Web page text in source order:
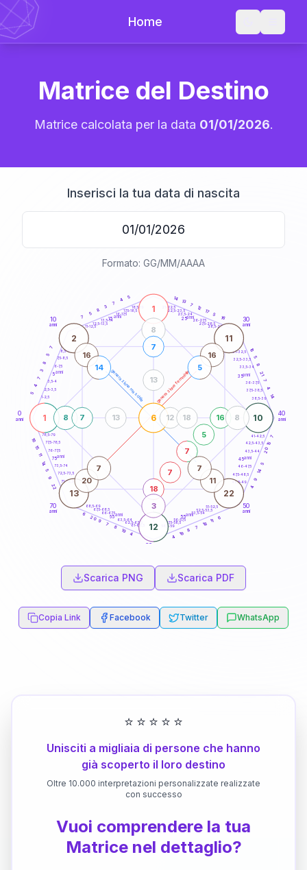
Home
Matrice del Destino
Matrice calcolata per la data 01/01/2026.
Inserisci la tua data di nascita
Formato: GG/MM/AAAA
generazione maschile generazione femminile
0
anni
10
anni
30
anni
40
anni
50
anni
60
70
anni
1-2,5
2,5-3,5
3,5-4
6-7,5
7,5-8,5
8,5-9
11-12,5
12,5-13,5
13,5-14
16-17,5
17,5-18,5
18,5-19
21-22,5
22,5-23,5
23,5-24
26-27,5
27,5-28,5
28,5-29
31-32,5
32,5-33,5
33,5-34
36-37,5
37,5-38,5
38,5-39
41-42,5
42,5-43,5
43,5-44
46-47,5
47,5-48,5
48,5-49
51-52,5
52,5-53,5
53,5-54
56-57,5
57,5-58,5
58,5-59
61-62,5
62,5-63,5
63,5-64
66-67,5
67,5-68,5
68,5-69
71-72,5
72,5-73,5
73,5-74
76-77,5
77,5-78,5
78,5-79
5
4
7
3
8
5
7
7
5
8
3
7
4
5 14
13 7
12
17 5
16
16
5
8
21
7
4
14
7
15
20
5
14
9
4
6
11
18
7
8
19
4
4
19
8
7
9
20
6
22
9
5
14
11
15
16
1
1
10
12
6
2 11
13 22
18
7
7
5
16
8
8
8
3
7
7
12 18
13
13
16
14
16
5
20
7
11
7
5anni
15 anni 25anni
35anni
45anni
55anni
65anni
75anni
Scarica PNG Scarica PDF
Copia Link Facebook Twitter WhatsApp
⭐ ⭐ ⭐ ⭐ ⭐
Unisciti a migliaia di persone che hanno
già scoperto il loro destino
Oltre 10.000 interpretazioni personalizzate realizzate
con successo
Vuoi comprendere la tua
Matrice nel dettaglio?